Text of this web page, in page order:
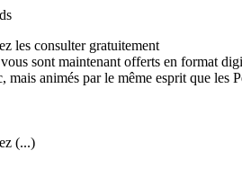
les consulter gratuitement
sont maintenant offerts en format
mais animés par le même esprit que les
(...)